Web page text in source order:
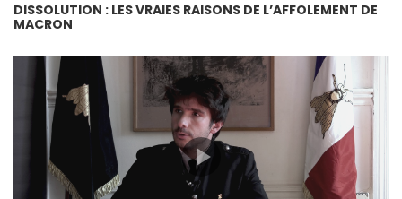
DISSOLUTION : LES VRAIES RAISONS DE L’AFFOLEMENT DE
MACRON